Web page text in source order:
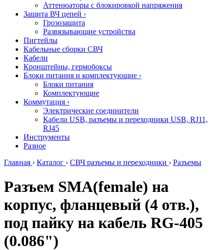
Аттенюаторы с блокировкой напряжения
Защита ВЧ цепей ›
Грозозащита
Развязывающие устройства
Пигтейлы
Кабельные сборки СВЧ
Кабели
Кронштейны, гермобоксы
Блоки питания и комплектующие ›
Блоки питания
Комплектующие
Коммутация ›
Электрические соединители
Кабели USB, разъемы и переходники USB, RJ11,
RJ45
Инструменты
Разное
Главная › Каталог › СВЧ разъемы и переходники › Разъемы
Разъем SMA(female) на
корпус, фланцевый (4 отв.),
под пайку на кабель RG-405
(0.086")